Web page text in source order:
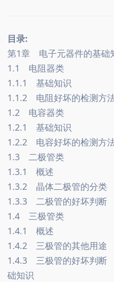
目录:
第1章　电子元器件的基
1.1　电阻器类
1.1.1　基础知识
1.1.2　电阻好坏的检测方
1.2　电容器类
1.2.1　基础知识
1.2.2　电容好坏的检测方
1.3　二极管类
1.3.1　概述
1.3.2　晶体二极管的分类
1.3.3　二极管的好坏判断
1.4　三极管类
1.4.1　概述
1.4.2　三极管的其他用途
1.4.3　三极管的好坏判断
础知识